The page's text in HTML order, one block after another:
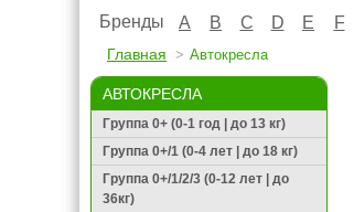
Бренды A B C D E F
Главная Автокресла
АВТОКРЕСЛА
Группа 0+ (0-1 год | до 13 кг)
Группа 0+/1 (0-4 лет | до 18 кг)
Группа 0+/1/2/3 (0-12 лет | до
36кг)